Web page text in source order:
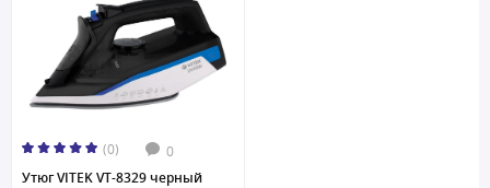
(0) 0
Утюг VITEK VT-8329 черный